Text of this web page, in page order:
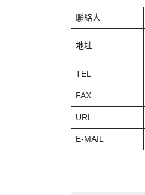
聯絡人
地址
TEL
FAX
URL
E-MAIL